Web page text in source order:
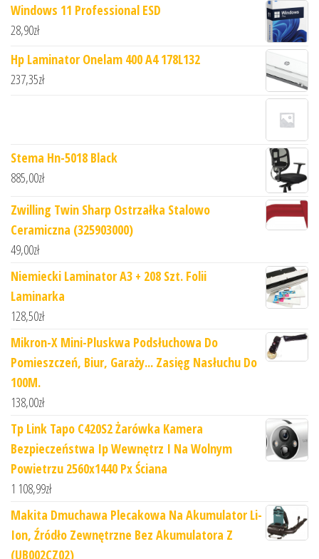
Windows 11 Professional ESD
28,90zł
Hp Laminator Onelam 400 A4 178L132
237,35zł
Stema Hn-5018 Black
885,00zł
Zwilling Twin Sharp Ostrzałka Stalowo
Ceramiczna (325903000)
49,00zł
Niemiecki Laminator A3 + 208 Szt. Folii
Laminarka
128,50zł
Mikron-X Mini-Pluskwa Podsłuchowa Do
Pomieszczeń, Biur, Garaży... Zasięg Nasłuchu Do
100M.
138,00zł
Tp Link Tapo C420S2 Żarówka Kamera
Bezpieczeństwa Ip Wewnętrz I Na Wolnym
Powietrzu 2560x1440 Px Ściana
1 108,99zł
Makita Dmuchawa Plecakowa Na Akumulator Li-
Ion, Źródło Zewnętrzne Bez Akumulatora Z
(UB002CZ02)